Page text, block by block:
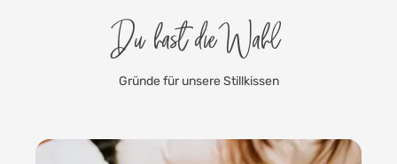
Du hast die Wahl
Gründe für unsere Stillkissen